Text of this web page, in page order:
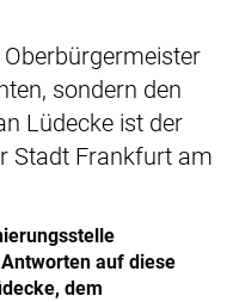
sondern den
Lüdecke ist der
Stadt Frankfurt am
auf diese
dem